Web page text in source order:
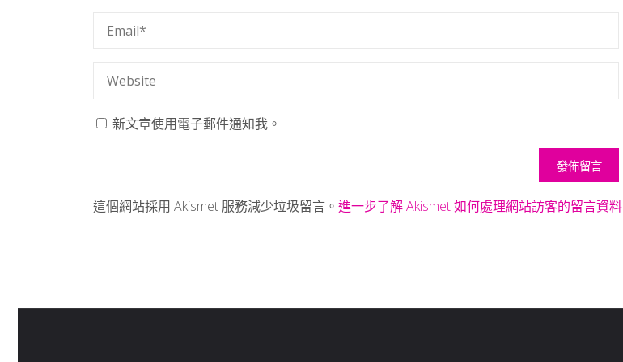
新文章使用電子郵件通知我。
這個網站採用 Akismet 服務減少垃圾留言。進一步了解 Akismet 如何處理網站訪客的留言資料